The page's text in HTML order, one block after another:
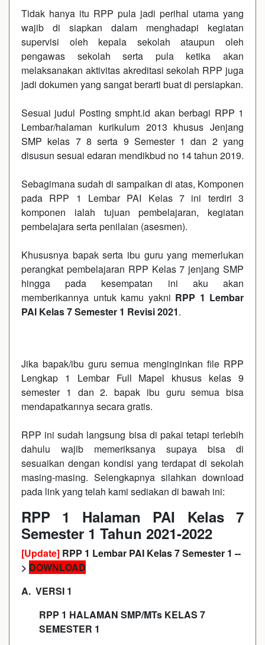
Tidak hanya itu RPP pula jadi perihal utama yang
wajib di siapkan dalam menghadapi kegiatan
supervisi oleh kepala sekolah ataupun oleh
pengawas sekolah serta pula ketika akan
melaksanakan aktivitas akreditasi sekolah RPP juga
jadi dokumen yang sangat berarti buat di persiapkan.
Sesuai judul Posting smpht.id akan berbagi RPP 1
Lembar/halaman kurikulum 2013 khusus Jenjang
SMP kelas 7 8 serta 9 Semester 1 dan 2yang
disusun sesuai edaran mendikbud no 14 tahun 2019.
Sebagimana sudah di sampaikan di atas, Komponen
pada RPP 1 Lembar PAI Kelas 7 ini terdiri 3
komponen ialah tujuan pembelajaran, kegiatan
pembelajara serta penilaian (asesmen).
Khususnya bapak serta ibu guru yang memerlukan
perangkat pembelajaran RPP Kelas 7 jenjang SMP
hingga pada kesempatan ini aku akan
memberikannya untuk kamu yakni RPP 1 Lembar
PAI Kelas 7 Semester 1 Revisi 2021.
Jika bapak/ibu guru semua menginginkan file RPP
Lengkap 1 Lembar Full Mapel khusus kelas 9
semester 1 dan 2. bapak ibu guru semua bisa
mendapatkannya secara gratis.
RPP ini sudah langsung bisa di pakai tetapi terlebih
dahulu wajib memeriksanya supaya bisa di
sesuaikan dengan kondisi yang terdapat di sekolah
masing-masing. Selengkapnya silahkan download
pada link yang telah kami sediakan di bawah ini:
RPP 1 Halaman PAI Kelas 7
Semester 1 Tahun 2021-2022
[Update] RPP 1 Lembar PAI Kelas 7 Semester 1 --
> DOWNLOAD
A. VERSI 1
RPP 1 HALAMAN SMP/MTs KELAS 7
SEMESTER 1